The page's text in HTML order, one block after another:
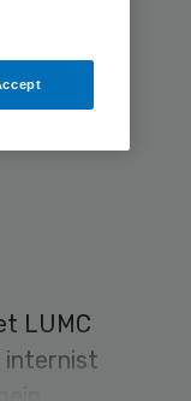
LUMC
internist